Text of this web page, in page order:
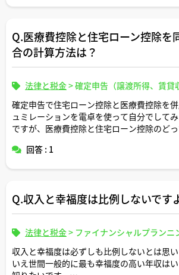
Q.医療費控除と住宅ローン控除を
合の計算方法は？
法律と税金>確定申告（譲渡所得、賃貸
確定申告で住宅ローン控除と医療費控除を
ュミレーションを電卓を使って自分でして
ですが、医療費控除と住宅ローン控除のど
談ですので、税務相談ではありません）
回答 : 1
Q.収入と幸福度は比例しないです
法律と税金> ファイナンシャルプランニ
収入と幸福度は必ずしも比例しないとは思
いえ世間一般的に最も幸福度の高い年収は